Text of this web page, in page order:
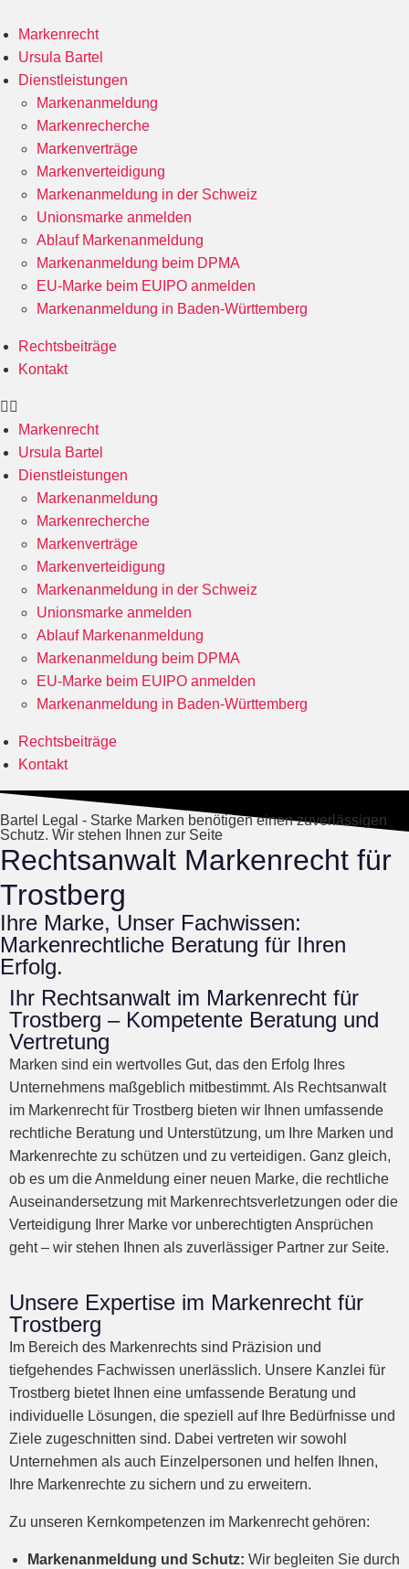
Markenrecht
Ursula Bartel
Dienstleistungen
Markenanmeldung
Markenrecherche
Markenverträge
Markenverteidigung
Markenanmeldung in der Schweiz
Unionsmarke anmelden
Ablauf Markenanmeldung
Markenanmeldung beim DPMA
EU-Marke beim EUIPO anmelden
Markenanmeldung in Baden-Württemberg
Rechtsbeiträge
Kontakt
Markenrecht
Ursula Bartel
Dienstleistungen
Markenanmeldung
Markenrecherche
Markenverträge
Markenverteidigung
Markenanmeldung in der Schweiz
Unionsmarke anmelden
Ablauf Markenanmeldung
Markenanmeldung beim DPMA
EU-Marke beim EUIPO anmelden
Markenanmeldung in Baden-Württemberg
Rechtsbeiträge
Kontakt
Bartel Legal - Starke Marken benötigen einen zuverlässigen
Schutz. Wir stehen Ihnen zur Seite
Rechtsanwalt Markenrecht für
Trostberg
Ihre Marke, Unser Fachwissen:
Markenrechtliche Beratung für Ihren
Erfolg.
Ihr Rechtsanwalt im Markenrecht für
Trostberg – Kompetente Beratung und
Vertretung
Marken sind ein wertvolles Gut, das den Erfolg Ihres
Unternehmens maßgeblich mitbestimmt. Als Rechtsanwalt
im Markenrecht für Trostberg bieten wir Ihnen umfassende
rechtliche Beratung und Unterstützung, um Ihre Marken und
Markenrechte zu schützen und zu verteidigen. Ganz gleich,
ob es um die Anmeldung einer neuen Marke, die rechtliche
Auseinandersetzung mit Markenrechtsverletzungen oder die
Verteidigung Ihrer Marke vor unberechtigten Ansprüchen
geht – wir stehen Ihnen als zuverlässiger Partner zur Seite.
Unsere Expertise im Markenrecht für
Trostberg
Im Bereich des Markenrechts sind Präzision und
tiefgehendes Fachwissen unerlässlich. Unsere Kanzlei für
Trostberg bietet Ihnen eine umfassende Beratung und
individuelle Lösungen, die speziell auf Ihre Bedürfnisse und
Ziele zugeschnitten sind. Dabei vertreten wir sowohl
Unternehmen als auch Einzelpersonen und helfen Ihnen,
Ihre Markenrechte zu sichern und zu erweitern.
Zu unseren Kernkompetenzen im Markenrecht gehören:
Markenanmeldung und Schutz: Wir begleiten Sie durch